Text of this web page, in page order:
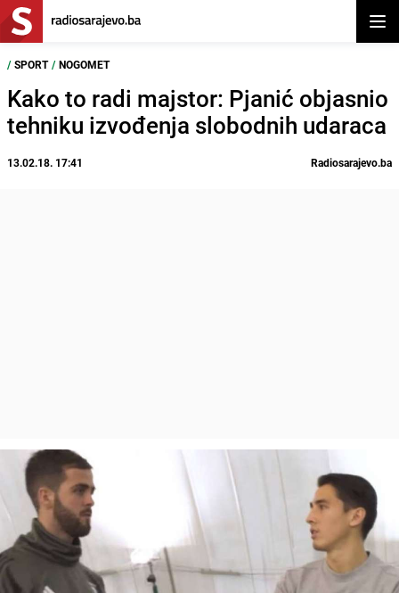
/ SPORT / NOGOMET
Kako to radi majstor: Pjanić objasnio
tehniku izvođenja slobodnih udaraca
13.02.18. 17:41 Radiosarajevo.ba